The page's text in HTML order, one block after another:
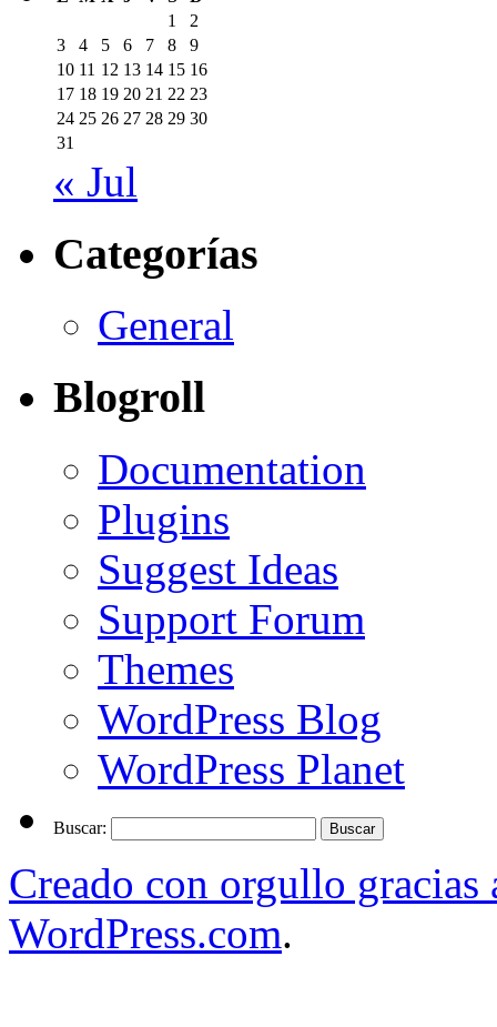
1
2
3
4 5 6 7 8
9
10 11 12 13 14 15 16
17 18 19 20 21 22 23
24 25 26 27 28 29 30
31
« Jul
Categorías
General
Blogroll
Documentation
Plugins
Suggest Ideas
Support Forum
Themes
WordPress Blog
WordPress Planet
Buscar:
Creado con orgullo gracias
WordPress.com.